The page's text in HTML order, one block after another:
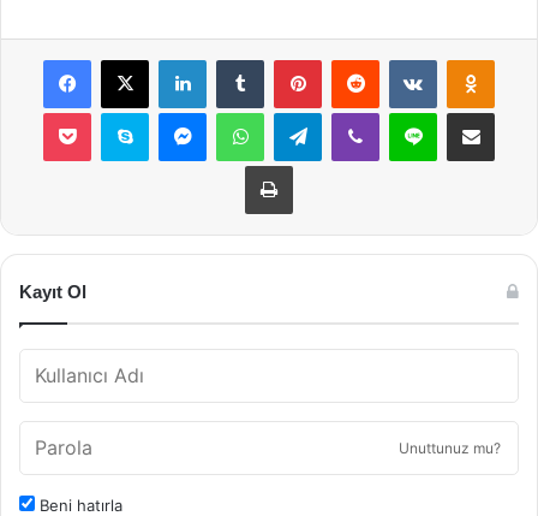
Facebook
X LinkedInTumblr PinterestReddit VKontakte
Pocket Skype MessengerWhatsAppTelegramViber Line E-Posta ile
Yazdır
Kayıt Ol
Unuttunuz mu?
Beni hatırla